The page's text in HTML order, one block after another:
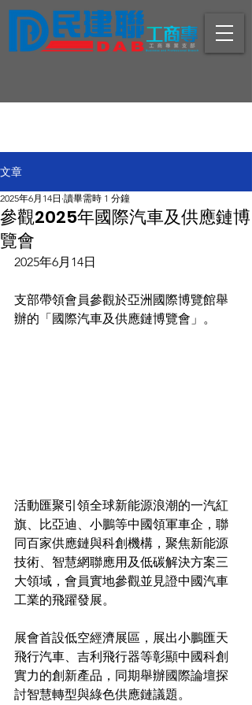
文章
參觀2025年國際汽車及供應鏈博
覽會
2025年6月14日 讀畢需時 1 分鐘
2025年6月14日
支部帶領會員參觀於亞洲國際博覽館舉
辦的「國際汽車及供應鏈博覽會」。
活動匯聚引領全球新能源浪潮的一汽紅
旗、比亞迪、小鵬等中國領軍車企，聯
同百家供應鏈與科創機構，聚焦新能源
技術、智慧網聯應用及低碳解決方案三
大領域，會員實地參觀並見證中國汽車
工業的飛躍發展。
展會首設低空經濟展區，展出小鵬匯天
飛行汽車、吉利飛行器等彰顯中國科創
實力的創新產品，同期舉辦國際論壇探
討智慧轉型與綠色供應鏈議題。